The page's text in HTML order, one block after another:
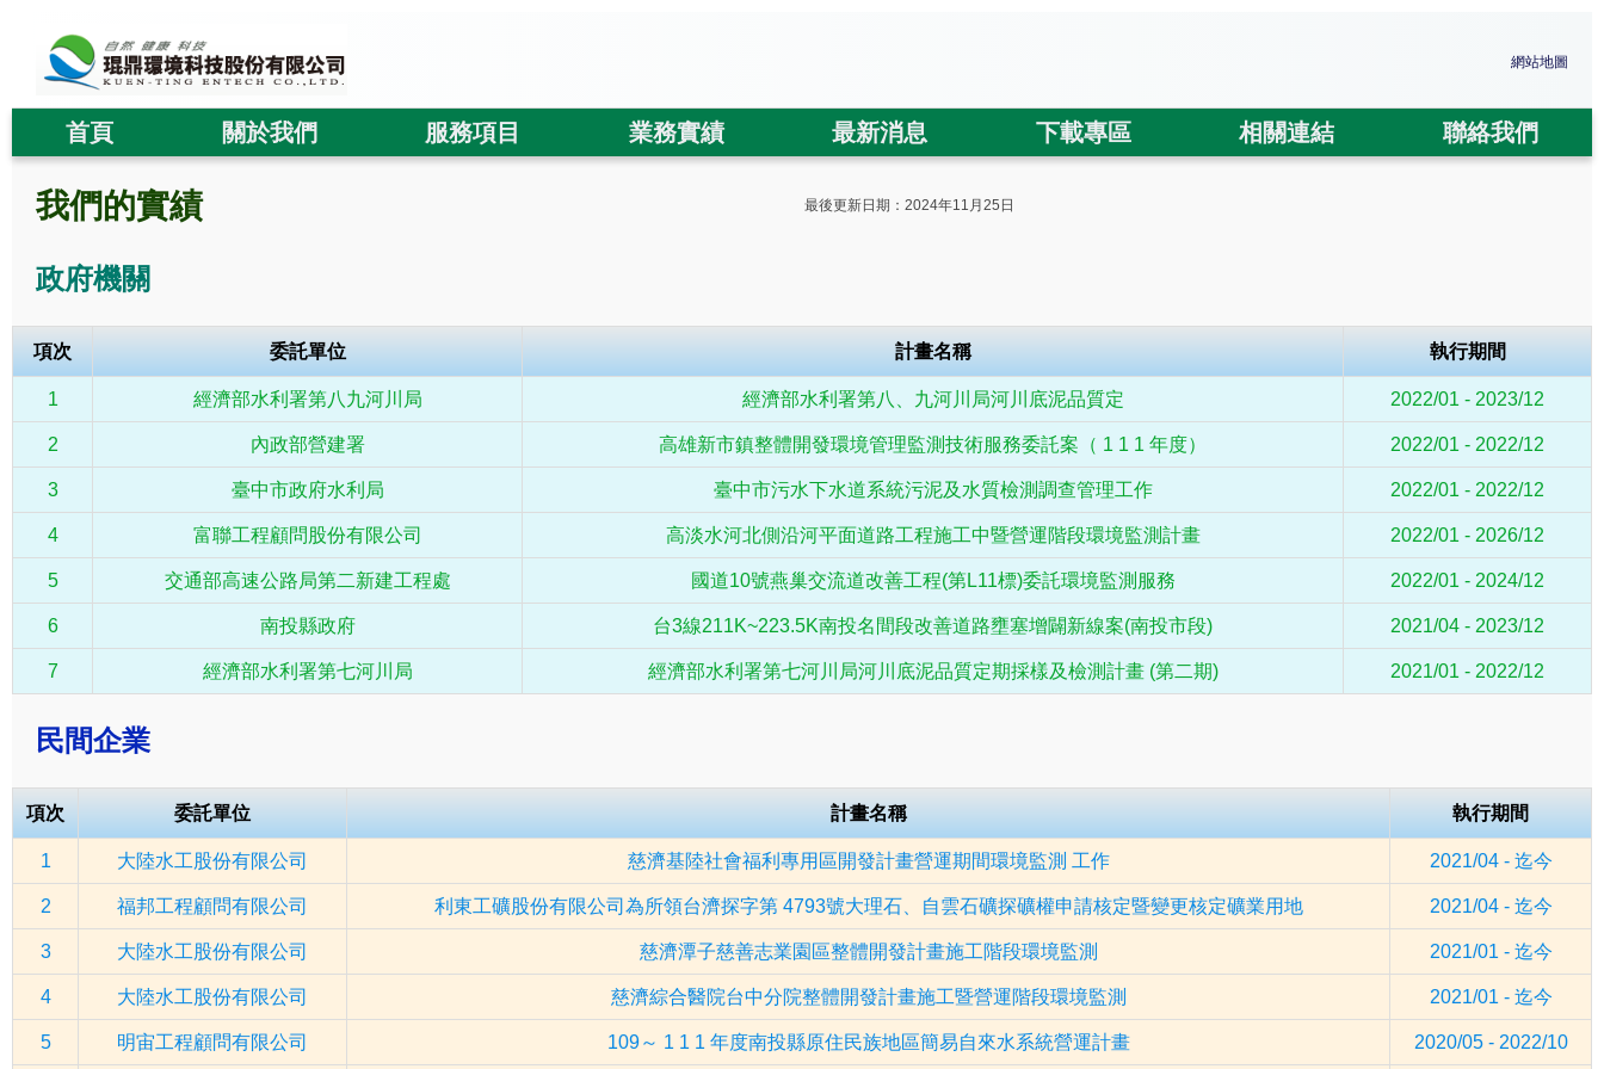
網站地圖
首頁 關於我們 服務項目 業務實績 最新消息 下載專區 相關連結 聯絡我們
我們的實績 最後更新日期：2024年11月25日
政府機關
項次 委託單位 計畫名稱 執行期間
1 經濟部水利署第八九河川局 經濟部水利署第八、九河川局河川底泥品質定 2022/01 - 2023/12
2 內政部營建署 高雄新市鎮整體開發環境管理監測技術服務委託案（ 1 1 1 年度） 2022/01 - 2022/12
3 臺中市政府水利局 臺中市污水下水道系統污泥及水質檢測調查管理工作 2022/01 - 2022/12
4 富聯工程顧問股份有限公司 高淡水河北側沿河平面道路工程施工中暨營運階段環境監測計畫 2022/01 - 2026/12
5 交通部高速公路局第二新建工程處 國道10號燕巢交流道改善工程(第L11標)委託環境監測服務 2022/01 - 2024/12
6 南投縣政府 台3線211K~223.5K南投名間段改善道路壅塞增闢新線案(南投市段) 2021/04 - 2023/12
7 經濟部水利署第七河川局 經濟部水利署第七河川局河川底泥品質定期採樣及檢測計畫 (第二期) 2021/01 - 2022/12
民間企業
項次 委託單位 計畫名稱 執行期間
1 大陸水工股份有限公司 慈濟基陸社會福利專用區開發計畫營運期間環境監測 工作 2021/04 - 迄今
2 福邦工程顧問有限公司 利東工礦股份有限公司為所領台濟探字第 4793號大理石、自雲石礦探礦權申請核定暨變更核定礦業用地 2021/04 - 迄今
3 大陸水工股份有限公司 慈濟潭子慈善志業園區整體開發計畫施工階段環境監測 2021/01 - 迄今
4 大陸水工股份有限公司 慈濟綜合醫院台中分院整體開發計畫施工暨營運階段環境監測 2021/01 - 迄今
5 明宙工程顧問有限公司 109～ 1 1 1 年度南投縣原住民族地區簡易自來水系統營運計畫 2020/05 - 2022/10